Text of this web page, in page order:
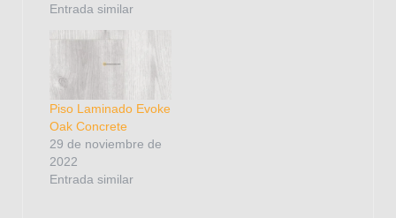
Entrada similar
Piso Laminado Evoke
Oak Concrete
29 de noviembre de
2022
Entrada similar